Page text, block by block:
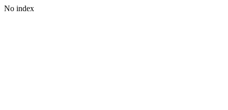
No index